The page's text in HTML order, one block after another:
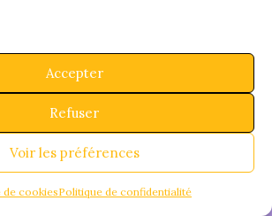
Accepter
Refuser
Voir les préférences
de cookiesPolitique de confidentialité